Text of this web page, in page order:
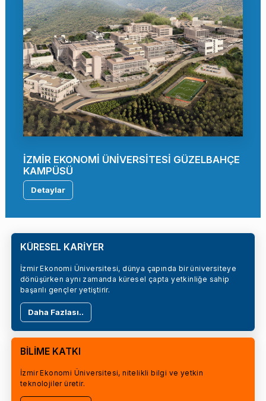
İZMİR EKONOMİ ÜNİVERSİTESİ GÜZELBAHÇE
KAMPÜSÜ
Detaylar
KÜRESEL KARİYER
İzmir Ekonomi Üniversitesi, dünya çapında bir üniversiteye
dönüşürken aynı zamanda küresel çapta yetkinliğe sahip
başarılı gençler yetiştirir.
Daha Fazlası..
BİLİME KATKI
İzmir Ekonomi Üniversitesi, nitelikli bilgi ve yetkin
teknolojiler üretir.